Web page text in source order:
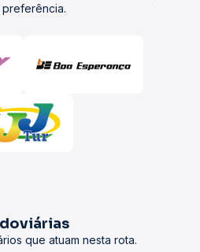
preferência.
que atuam nesta rota.